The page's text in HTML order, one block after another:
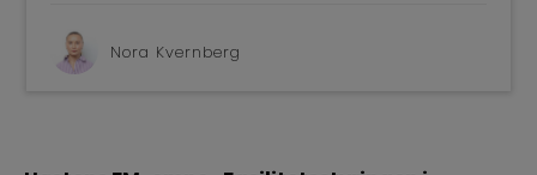
Nora Kvernberg